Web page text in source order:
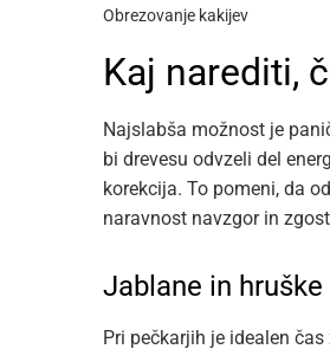
Obrezovanje kakijev
Kaj narediti,
Najslabša možnost je
bi drevesu odvzeli del
korekcija. To pomeni, da
naravnost navzgor in
Jablane in
Pri pečkarjih je idealen